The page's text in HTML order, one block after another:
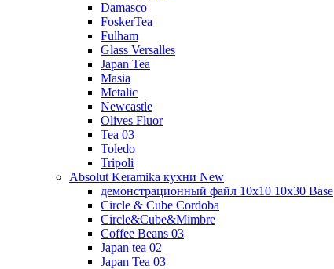
Damasco
FoskerTea
Fulham
Glass Versalles
Japan Tea
Masia
Metalic
Newcastle
Olives Fluor
Tea 03
Toledo
Tripoli
Absolut Keramika кухни New
демонстрационный файл 10x10 10x30 Base
Circle & Cube Cordoba
Circle&Cube&Mimbre
Coffee Beans 03
Japan tea 02
Japan Tea 03